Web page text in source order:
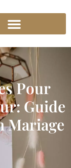
Pour
Guide
Mariage